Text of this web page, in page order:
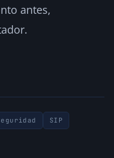
antes,
SIP